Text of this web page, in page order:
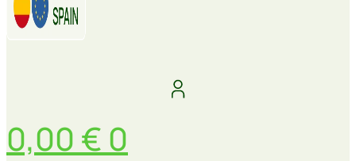
0,00 € 0